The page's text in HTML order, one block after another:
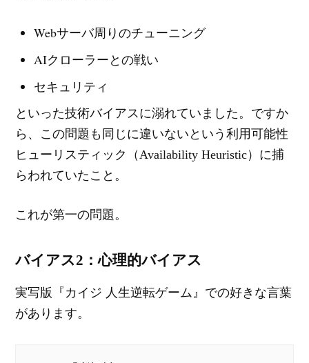
Webサーバ周りのチューニング
AIクローラーとの戦い
セキュリティ
といった技術バイアスに溺れていました。ですか
ら、この問題も同じに違いないという利用可能性
ヒューリスティック（Availability Heuristic）に捕
らわれていたこと。
これが第一の問題。
バイアス2：心理的バイアス
実写版『カイジ 人生逆転ゲーム』での好きな言葉
があります。